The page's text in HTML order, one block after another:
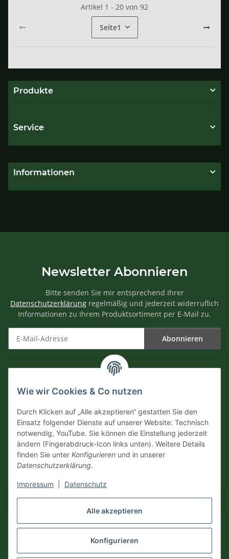
Alle akzeptieren
Konfigurieren
Wie wir Cookies & Co nutzen
Durch Klicken auf „Alle akzeptieren“ gestatten Sie den
Einsatz folgender Dienste auf unserer Website: Technisch
notwendig, YouTube. Sie können die Einstellung jederzeit
ändern (Fingerabdruck-Icon links unten). Weitere Details
finden Sie unter Konfigurieren und in unserer
Datenschutzerklärung.
Impressum Datenschutz
Artikel 1 - 20 von 92
Seite1
Produkte
Service
Informationen
Newsletter Abonnieren
Bitte senden Sie mir entsprechend Ihrer
Datenschutzerklärung regelmäßig und jederzeit widerruflich
Informationen zu Ihrem Produktsortiment per E-Mail zu.
Abonnieren
Zahlungsarten
Vertrag widerrufen